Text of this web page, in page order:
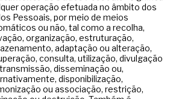
operação efetuada no âmbito dos
Pessoais, por meio de meios
ou não, tal como a recolha,
organização, estruturação,
adaptação ou alteração,
consulta, utilização, divulgação
disseminação ou,
disponibilização,
ou associação, restrição,